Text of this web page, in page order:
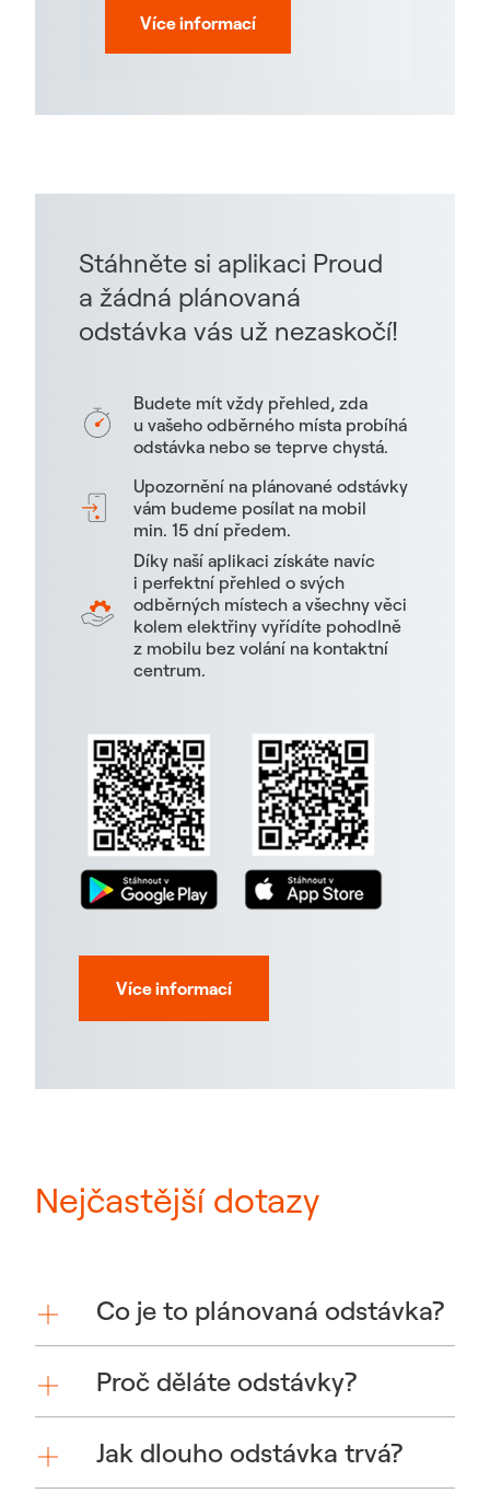
Více informací
Stáhněte si aplikaci Proud
a žádná plánovaná
odstávka vás už nezaskočí!
Budete mít vždy přehled, zda
u vašeho odběrného místa probíhá
odstávka nebo se teprve chystá.
Upozornění na plánované odstávky
vám budeme posílat na mobil
min. 15 dní předem.
Díky naší aplikaci získáte navíc
i perfektní přehled o svých
odběrných místech a všechny věci
kolem elektřiny vyřídíte pohodlně
z mobilu bez volání na kontaktní
centrum.
Více informací
Nejčastější dotazy
Co je to plánovaná odstávka?
Proč děláte odstávky?
Jak dlouho odstávka trvá?